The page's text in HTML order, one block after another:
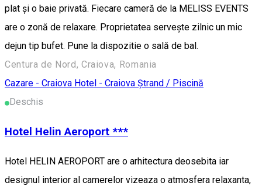
plat şi o baie privată. Fiecare cameră de la MELISS EVENTS
are o zonă de relaxare. Proprietatea serveşte zilnic un mic
dejun tip bufet. Pune la dispozitie o sală de bal.
Centura de Nord, Craiova, Romania
Cazare - Craiova Hotel - Craiova Ștrand / Piscină
Deschis
Hotel Helin Aeroport ***
Hotel HELIN AEROPORT are o arhitectura deosebita iar
designul interior al camerelor vizeaza o atmosfera relaxanta,